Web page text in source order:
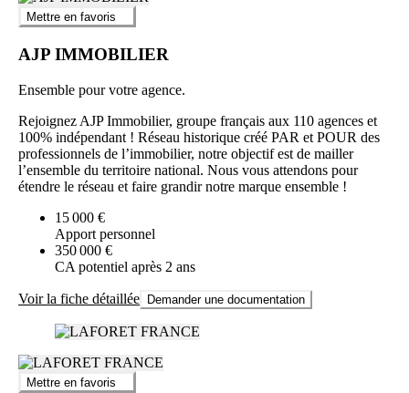
Mettre en favoris
AJP IMMOBILIER
Ensemble pour votre agence.
Rejoignez AJP Immobilier, groupe français aux 110 agences et
100% indépendant ! Réseau historique créé PAR et POUR des
professionnels de l’immobilier, notre objectif est de mailler
l’ensemble du territoire national. Nous vous attendons pour
étendre le réseau et faire grandir notre marque ensemble !
15 000 €
Apport personnel
350 000 €
CA potentiel après 2 ans
Voir la fiche détaillée Demander une documentation
Mettre en favoris